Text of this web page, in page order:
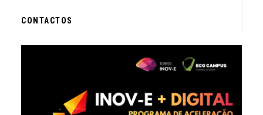
CONTACTOS